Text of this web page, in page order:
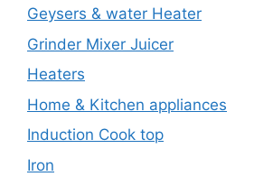
Geysers & water Heater
Grinder Mixer Juicer
Heaters
Home & Kitchen appliances
Induction Cook top
Iron